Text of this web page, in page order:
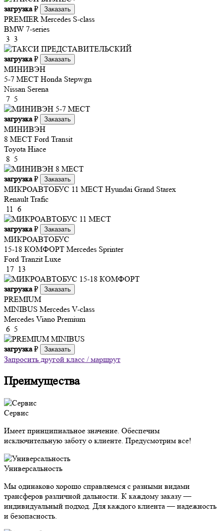
загрузка₽ Заказать
PREMIER Mercedes S-class
BMW 7-series
3 3
загрузка₽ Заказать
МИНИВЭН
5-7 МЕСТ Honda Stepwgn
Nissan Serena
7 5
загрузка₽ Заказать
МИНИВЭН
8 МЕСТ Ford Transit
Toyota Hiace
8 5
загрузка₽ Заказать
МИКРОАВТОБУС 11 МЕСТ Hyundai Grand Starex
Renault Trafic
11 6
загрузка₽ Заказать
МИКРОАВТОБУС
15-18 КОМФОРТ Mercedes Sprinter
Ford Tranzit Luxe
17 13
загрузка₽ Заказать
PREMIUM
MINIBUS Mercedes V-class
Mercedes Viano Premium
6 5
загрузка₽ Заказать
Запросить другой класс / маршрут
Преимущества
Сервис
Имеет принципиальное значение. Обеспечим
исключительную заботу о клиенте. Предусмотрим все!
Универсальность
Мы одинаково хорошо справляемся с разными видами
трансферов различной дальности. К каждому заказу —
индивидуальный подход. Для каждого клиента — надежность
и безопасность.